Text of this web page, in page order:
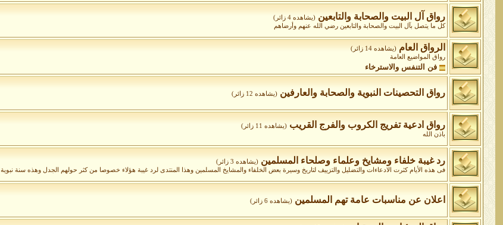
رواق آل البيت والصحابة والتابعين (يشاهده 4 زائر)
كل ما يتصل بآل البيت والصحابة والتابعين رضي الله عنهم وأرضاهم
الرواق العام (يشاهده 14 زائر)
رواق المواضيع العامة
فن التنفس والاسترخاء
رواق التحصينات النبوية والصحابة والعارفين (يشاهده 12 زائر)
رواق ادعية تفريج الكروب والفرج القريب (يشاهده 11 زائر)
باذن الله
رد غيبة خلفاء ومشايخ وعلماء وصلحاء المسلمين (يشاهده 3 زائر)
فى هذه الأيام كثرت الادعاءات والتضليل والتزييف لتاريخ وسيرة بعض الخلفاء والمشايخ المسلمين وهذا المنتدى لرد غيبة هؤلاء خصوصا من كثر حولهم الجدل وهذه سنة نبوية
اعلان عن مناسبات عامة تهم المسلمين (يشاهده 6 زائر)